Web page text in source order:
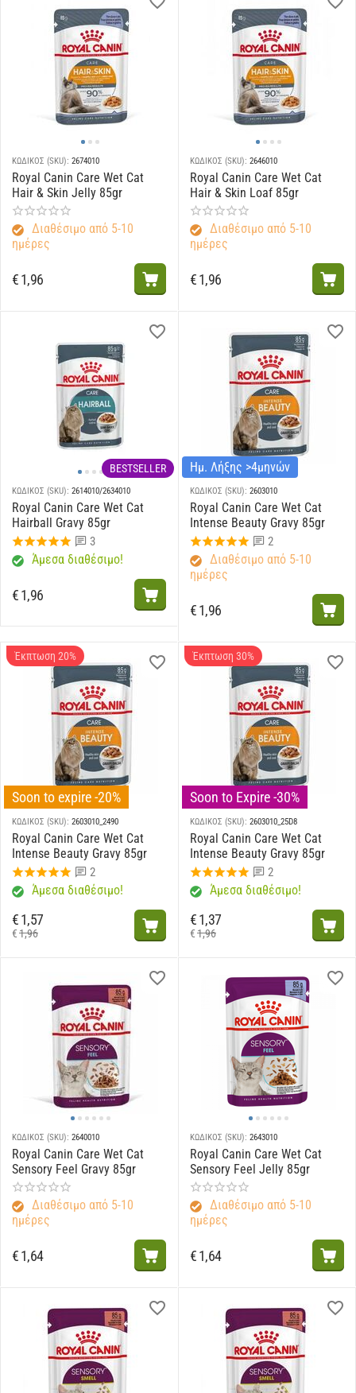
ΚΩΔΙΚΟΣ (SKU): 2674010
Royal Canin Care Wet Cat
Hair & Skin Jelly 85gr
Διαθέσιμο από 5-10
ημέρες
€1,96
ΚΩΔΙΚΟΣ (SKU): 2646010
Royal Canin Care Wet Cat
Hair & Skin Loaf 85gr
Διαθέσιμο από 5-10
ημέρες
€1,96
BESTSELLER
ΚΩΔΙΚΟΣ (SKU): 2614010/2634010
Royal Canin Care Wet Cat
Hairball Gravy 85gr
3
Άμεσα διαθέσιμο!
€1,96
Ημ. Λήξης >4μηνών
ΚΩΔΙΚΟΣ (SKU): 2603010
Royal Canin Care Wet Cat
Intense Beauty Gravy 85gr
2
Διαθέσιμο από 5-10
ημέρες
€1,96
Έκπτωση 20%
Soon to expire -20%
ΚΩΔΙΚΟΣ (SKU): 2603010_2490
Royal Canin Care Wet Cat
Intense Beauty Gravy 85gr
2
Άμεσα διαθέσιμο!
€1,96
€1,57
Έκπτωση 30%
Soon to Expire -30%
ΚΩΔΙΚΟΣ (SKU): 2603010_25D8
Royal Canin Care Wet Cat
Intense Beauty Gravy 85gr
2
Άμεσα διαθέσιμο!
€1,96
€1,37
ΚΩΔΙΚΟΣ (SKU): 2640010
Royal Canin Care Wet Cat
Sensory Feel Gravy 85gr
Διαθέσιμο από 5-10
ημέρες
€1,64
ΚΩΔΙΚΟΣ (SKU): 2643010
Royal Canin Care Wet Cat
Sensory Feel Jelly 85gr
Διαθέσιμο από 5-10
ημέρες
€1,64